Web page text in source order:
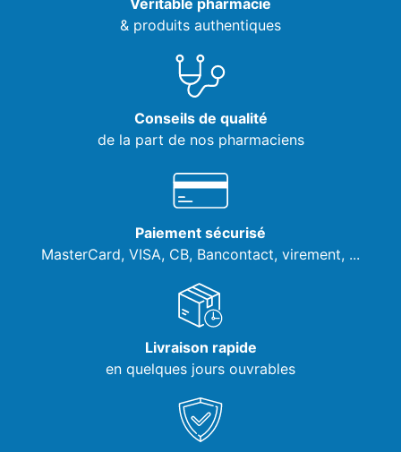
Véritable pharmacie
& produits authentiques
Conseils de qualité
de la part de nos pharmaciens
Paiement sécurisé
MasterCard, VISA, CB, Bancontact, virement, ...
Livraison rapide
en quelques jours ouvrables